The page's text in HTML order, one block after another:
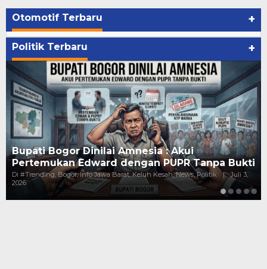
Otomotif Terbaru +
Politik Terbaru +
Tanpa Bukti
Politik | Juli 3,
Kejanggalan Pundi-Pundi Kepala
Gaji Puluhan Juta, Harta Melejit Mi…
Di #Trending, Bogor, Hukum, Info Jawa Barat, Keluh
Politik
| Juni 10, 2026